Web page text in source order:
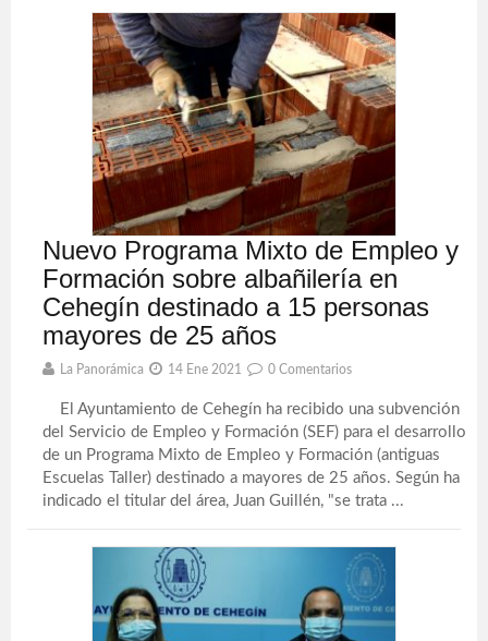
Nuevo Programa Mixto de Empleo y
Formación sobre albañilería en
Cehegín destinado a 15 personas
mayores de 25 años
La Panorámica 14 Ene 2021 0 Comentarios
El Ayuntamiento de Cehegín ha recibido una subvención
del Servicio de Empleo y Formación (SEF) para el desarrollo
de un Programa Mixto de Empleo y Formación (antiguas
Escuelas Taller) destinado a mayores de 25 años. Según ha
indicado el titular del área, Juan Guillén, "se trata ...